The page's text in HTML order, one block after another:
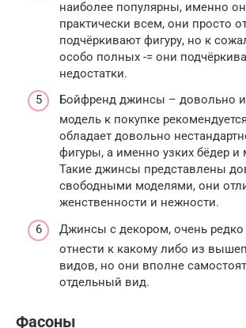
наиболее популярны, именно
практически всем, они просто
подчёркивают фигуру, но к
особо полных -= они
недостатки.
Бойфренд джинсы – довольно
модель к покупке
обладает довольно
фигуры, а именно узких бёдер и
Такие джинсы представлены
свободными моделями, они
женственности и нежности.
Джинсы с декором, очень редко
отнести к какому либо из
видов, но они вполне
отдельный вид.
Фасоны